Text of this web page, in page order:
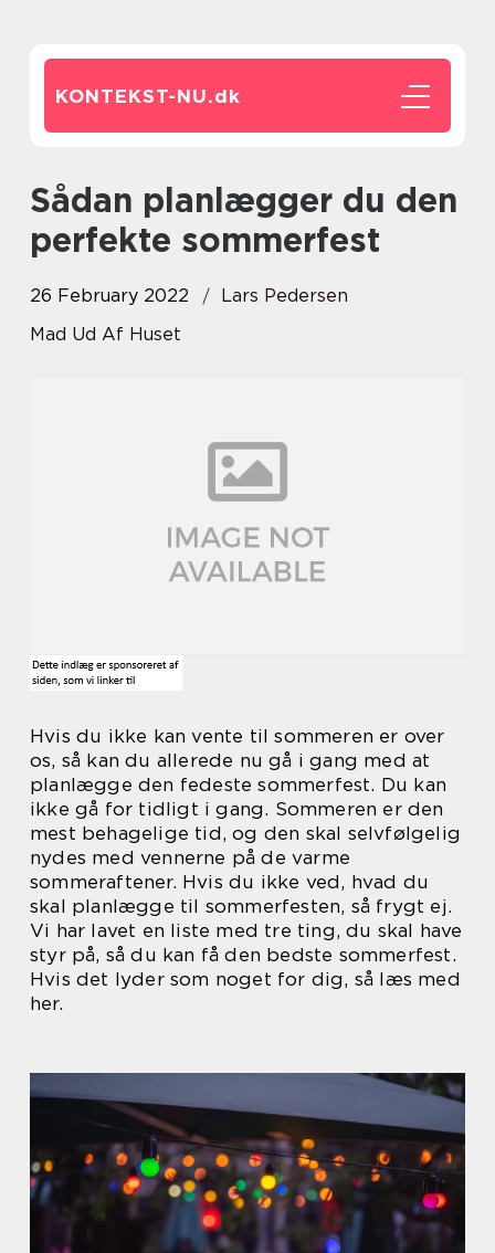
KONTEKST-NU.dk
Sådan planlægger du den
perfekte sommerfest
26 February 2022
Lars Pedersen
Mad Ud Af Huset
Hvis du ikke kan vente til sommeren er over
os, så kan du allerede nu gå i gang med at
planlægge den fedeste sommerfest. Du kan
ikke gå for tidligt i gang. Sommeren er den
mest behagelige tid, og den skal selvfølgelig
nydes med vennerne på de varme
sommeraftener. Hvis du ikke ved, hvad du
skal planlægge til sommerfesten, så frygt ej.
Vi har lavet en liste med tre ting, du skal have
styr på, så du kan få den bedste sommerfest.
Hvis det lyder som noget for dig, så læs med
her.